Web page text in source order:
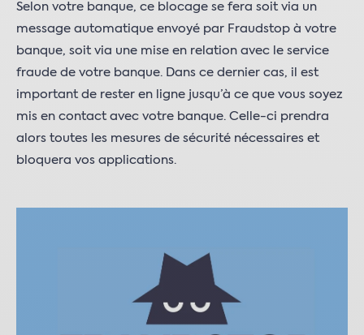
Selon votre banque, ce blocage se fera soit via un
message automatique envoyé par Fraudstop à votre
banque, soit via une mise en relation avec le service
fraude de votre banque. Dans ce dernier cas, il est
important de rester en ligne jusqu’à ce que vous soyez
mis en contact avec votre banque. Celle-ci prendra
alors toutes les mesures de sécurité nécessaires et
bloquera vos applications.